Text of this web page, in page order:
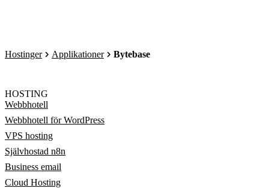
Hostinger Applikationer Bytebase
HOSTING
Webbhotell
Webbhotell för WordPress
VPS hosting
Självhostad n8n
Business email
Cloud Hosting